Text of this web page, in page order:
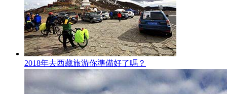
2018年去西藏旅游你準備好了嗎？